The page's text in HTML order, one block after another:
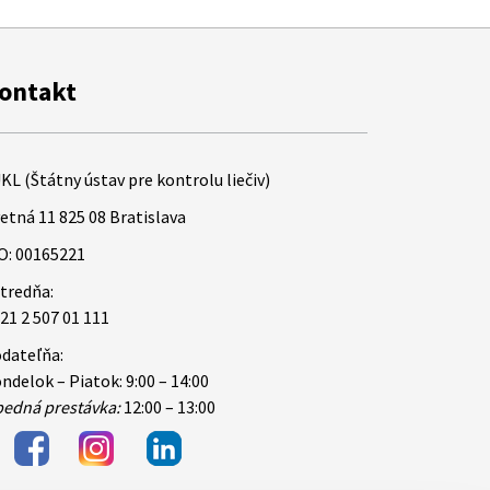
(Štátny ústav pre kontrolu liečiv)
11 825 08 Bratislava
00165221
2 507 01 111
– Piatok: 9:00 – 14:00
prestávka:12:00 – 13:00